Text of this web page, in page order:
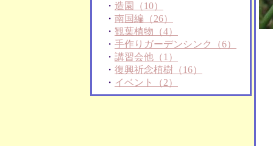
・ 造園（10）
・ 南国編（26）
・ 観葉植物（4）
・ 手作りガーデンシンク（6）
・ 講習会他（1）
・ 復興祈念植樹（16）
・ イベント（2）